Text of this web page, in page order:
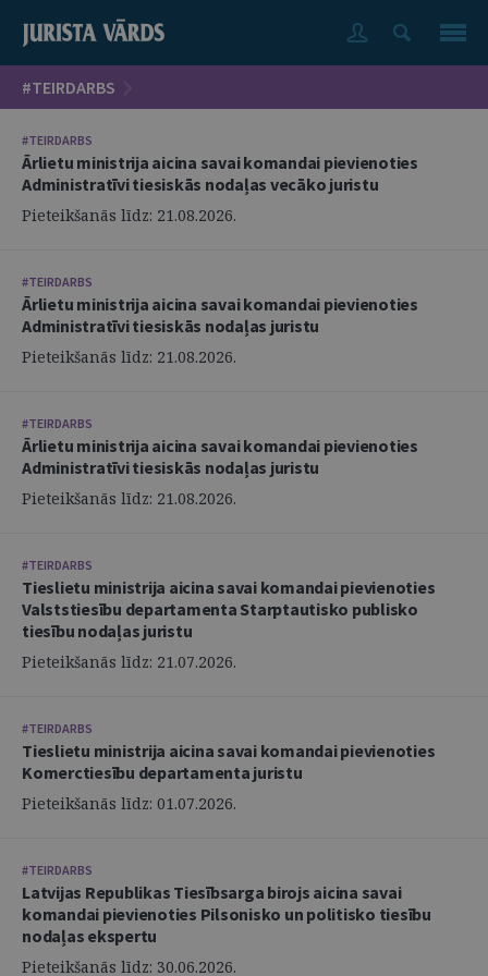
#TEIRDARBS
#TEIRDARBS
Ārlietu ministrija aicina savai komandai pievienoties
Administratīvi tiesiskās nodaļas vecāko juristu
Pieteikšanās līdz: 21.08.2026.
#TEIRDARBS
Ārlietu ministrija aicina savai komandai pievienoties
Administratīvi tiesiskās nodaļas juristu
Pieteikšanās līdz: 21.08.2026.
#TEIRDARBS
Ārlietu ministrija aicina savai komandai pievienoties
Administratīvi tiesiskās nodaļas juristu
Pieteikšanās līdz: 21.08.2026.
#TEIRDARBS
Tieslietu ministrija aicina savai komandai pievienoties
Valststiesību departamenta Starptautisko publisko
tiesību nodaļas juristu
Pieteikšanās līdz: 21.07.2026.
#TEIRDARBS
Tieslietu ministrija aicina savai komandai pievienoties
Komerctiesību departamenta juristu
Pieteikšanās līdz: 01.07.2026.
#TEIRDARBS
Latvijas Republikas Tiesībsarga birojs aicina savai
komandai pievienoties Pilsonisko un politisko tiesību
nodaļas ekspertu
Pieteikšanās līdz: 30.06.2026.